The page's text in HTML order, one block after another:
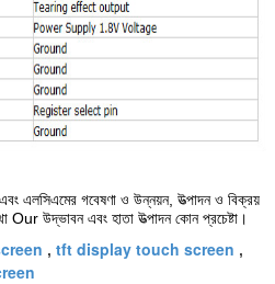
এলসিএমের গবেষণা ও উন্নয়ন, উত্পাদন ও বিক্রয়
Our উদ্ভাবন এবং হাতা উত্পাদন কোন প্রচেষ্টা।
, tft display touch screen ,